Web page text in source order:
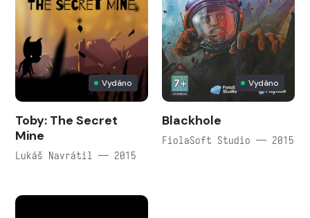
Vydáno
Toby: The Secret
Mine
Lukáš Navrátil — 2015
Vydáno
Blackhole
FiolaSoft Studio — 2015